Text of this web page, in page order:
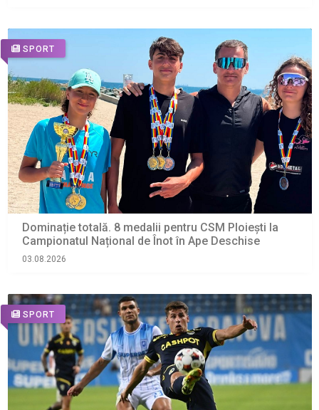
SPORT
Dominație totală. 8 medalii pentru CSM Ploiești la
Campionatul Național de Înot în Ape Deschise
03.08.2026
SPORT